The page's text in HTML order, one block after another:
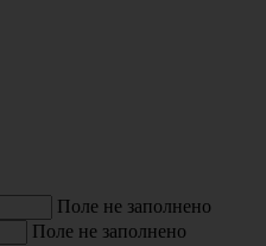
Поле не заполнено
Поле не заполнено